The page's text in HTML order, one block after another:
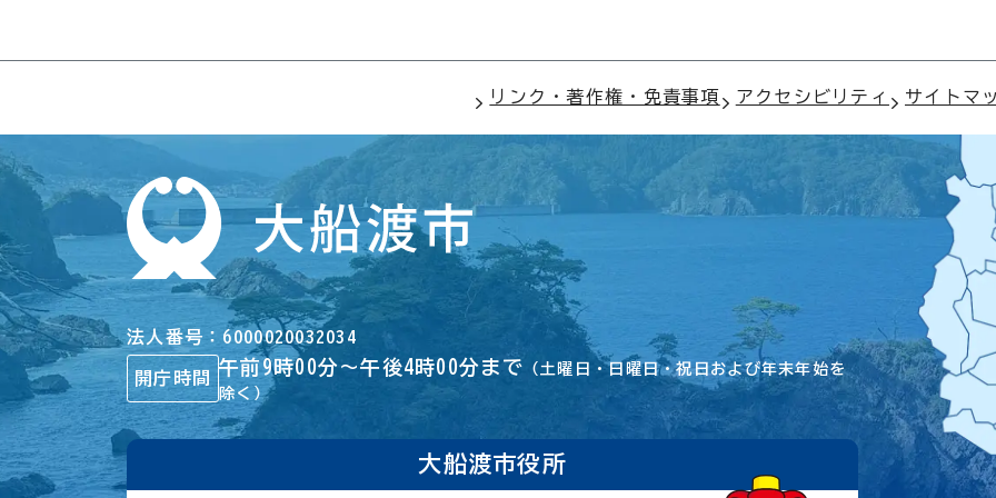
リンク・著作権・免責事項 アクセシビリティ サイトマ
法人番号 6000020032034
開庁時間
午前9時00分～午後4時00分まで （土曜日・日曜日・祝日および年末年始を
除く）
大船渡市役所